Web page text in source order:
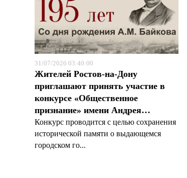
31/07/2026 03:40:00
Жителей Ростов-на-Дону
приглашают принять участие в
конкурсе «Общественное
признание» имени Андрея…
Конкурс проводится с целью сохранения
исторической памяти о выдающемся
городском го...